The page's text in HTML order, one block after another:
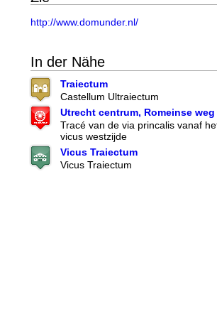
http://www.domunder.nl/
In der Nähe
Traiectum
Castellum Ultraiectum
Utrecht centrum, Romeinse weg
Tracé van de via princalis vanaf
vicus westzijde
Vicus Traiectum
Vicus Traiectum